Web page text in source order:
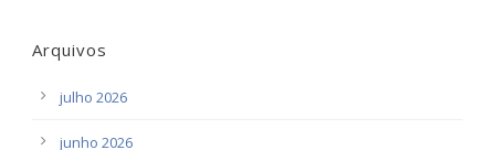
Arquivos
julho 2026
junho 2026